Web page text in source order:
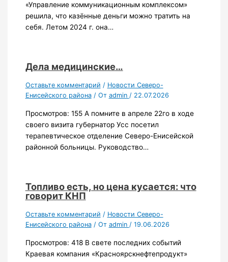
«Управление коммуникационным комплексом»
решила, что казённые деньги можно тратить на
себя. Летом 2024 г. она…
Дела медицинские…
Оставьте комментарий / Новости Северо-
Енисейского района/ От admin / 22.07.2026
Просмотров: 155 А помните в апреле 22го в ходе
своего визита губернатор Усс посетил
терапевтическое отделение Северо-Енисейской
районной больницы. Руководство…
Топливо есть, но цена кусается: что
говорит КНП
Оставьте комментарий / Новости Северо-
Енисейского района/ От admin / 19.06.2026
Просмотров: 418 В свете последних событий
Краевая компания «Красноярскнефтепродукт»